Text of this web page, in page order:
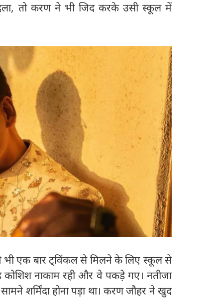
तो करण ने भी जिद करके उसी स्कूल में
भी एक बार ट्विंकल से मिलने के लिए स्कूल से
कोशिश नाकाम रही और वे पकड़े गए। नतीजा
शर्मिंदा होना पड़ा था। करण जौहर ने खुद